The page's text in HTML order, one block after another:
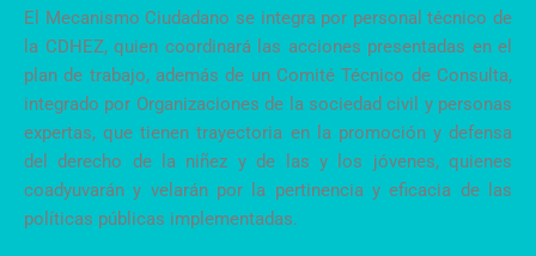
El Mecanismo Ciudadano se integra por personal técnico de
la CDHEZ, quien coordinará las acciones presentadas en el
plan de trabajo, además de un Comité Técnico de Consulta,
integrado por Organizaciones de la sociedad civil y personas
expertas, que tienen trayectoria en la promoción y defensa
del derecho de la niñez y de las y los jóvenes, quienes
coadyuvarán y velarán por la pertinencia y eficacia de las
políticas públicas implementadas.